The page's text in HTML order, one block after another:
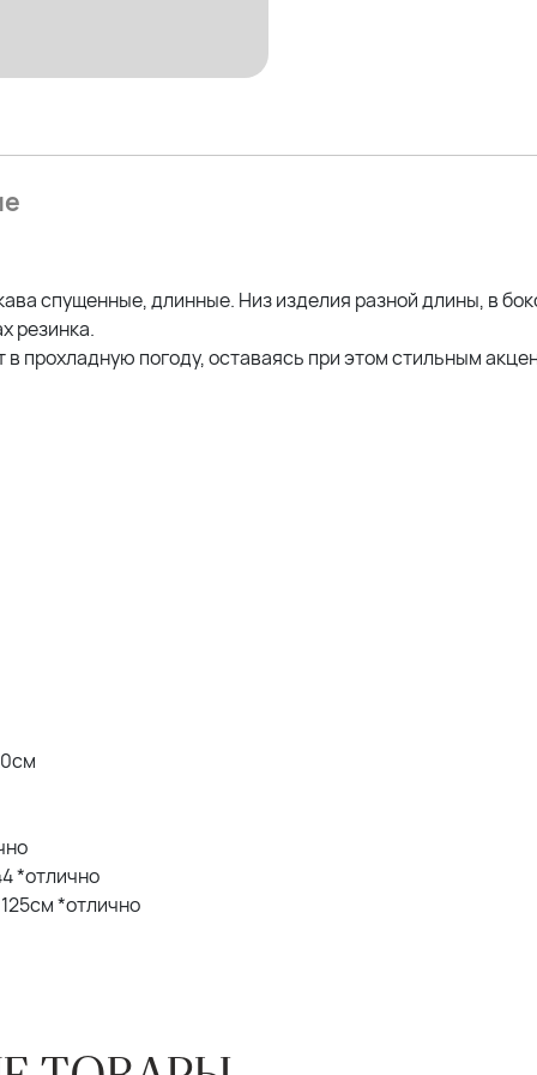
спущенные, длинные. Низ изделия разной длины, в
резинка.
прохладную погоду, оставаясь при этом стильным
*отлично
*отлично